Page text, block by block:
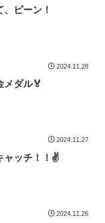
ピーン！
2024.11.28
メダル🏅
2024.11.27
ャッチ！！✌️
2024.11.26